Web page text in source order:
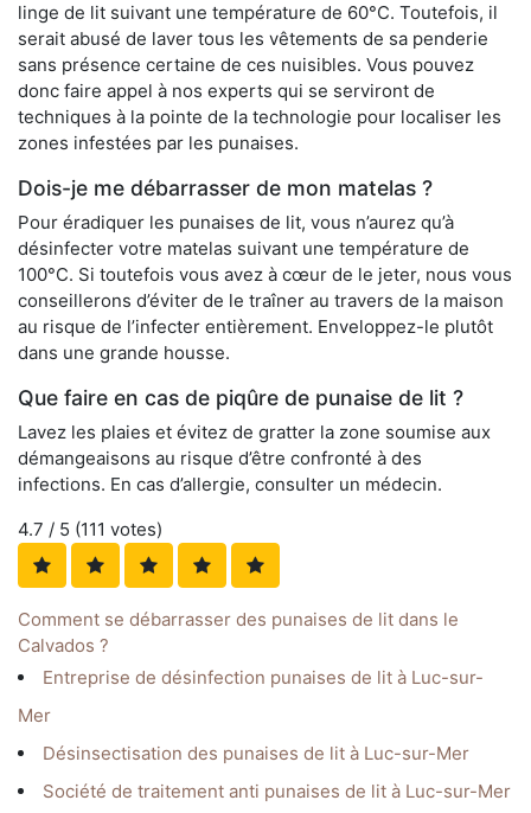
linge de lit suivant une température de 60°C. Toutefois, il
serait abusé de laver tous les vêtements de sa penderie
sans présence certaine de ces nuisibles. Vous pouvez
donc faire appel à nos experts qui se serviront de
techniques à la pointe de la technologie pour localiser les
zones infestées par les punaises.
Dois-je me débarrasser de mon matelas ?
Pour éradiquer les punaises de lit, vous n’aurez qu’à
désinfecter votre matelas suivant une température de
100°C. Si toutefois vous avez à cœur de le jeter, nous vous
conseillerons d’éviter de le traîner au travers de la maison
au risque de l’infecter entièrement. Enveloppez-le plutôt
dans une grande housse.
Que faire en cas de piqûre de punaise de lit ?
Lavez les plaies et évitez de gratter la zone soumise aux
démangeaisons au risque d’être confronté à des
infections. En cas d’allergie, consulter un médecin.
4.7 / 5 (111 votes)
Comment se débarrasser des punaises de lit dans le
Calvados ?
Entreprise de désinfection punaises de lit à Luc-sur-
Mer
Désinsectisation des punaises de lit à Luc-sur-Mer
Société de traitement anti punaises de lit à Luc-sur-Mer